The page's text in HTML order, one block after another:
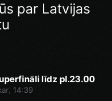
līdz pl.23.00
par Latvijas
Rīga”
līdz pl.23.00
14:39